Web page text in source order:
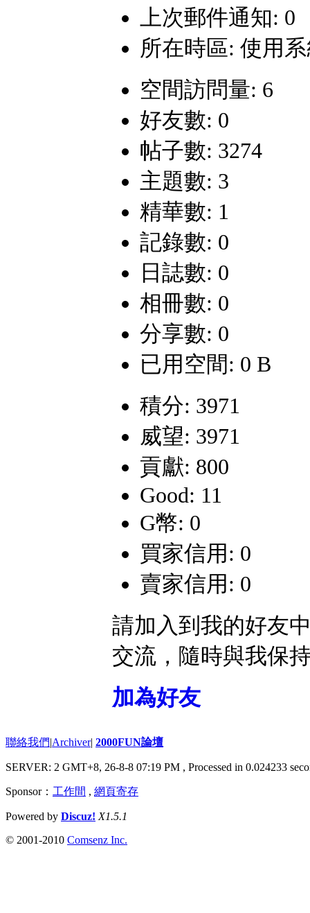
上次郵件通知: 0
所在時區: 使用
空間訪問量: 6
好友數: 0
帖子數: 3274
主題數: 3
精華數: 1
記錄數: 0
日誌數: 0
相冊數: 0
分享數: 0
已用空間: 0 B
積分: 3971
威望: 3971
貢獻: 800
Good: 11
G幣: 0
買家信用: 0
賣家信用: 0
請加入到我的好友
交流，隨時與我保
加為好友
聯絡我們|Archiver| 2000FUN論壇
SERVER: 2 GMT+8, 26-8-8 07:19 PM , Processed in 0.024233
Sponsor： 工作間 , 網頁寄存
Powered by Discuz! X1.5.1
© 2001-2010 Comsenz Inc.